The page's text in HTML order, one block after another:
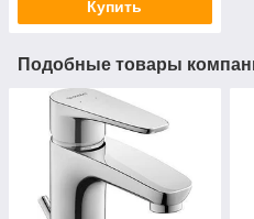
Купить
Подобные товары